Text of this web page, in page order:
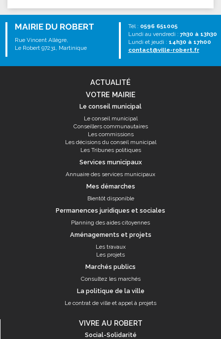
MAIRIE DU ROBERT
Rue Vincent Allègre,
Le Robert 97231, Martinique
Tél : 0596 651005
Lundi au vendredi : 7h30 à 13h30
Lundi et jeudi : 14h30 à 17h00
contact@ville-robert.fr
ACTUALITÉ
VOTRE MAIRIE
Le conseil municipal
Le conseil municipal
Conseillers communautaires
Les commissions
Les décisions du conseil municipal
Les Tribunes politiques
Services municipaux
Annuaire des services municipaux
Mes démarches
Bientôt disponible
Permanences juridiques et sociales
Planning des aides citoyennes
Aménagements et projets
Les travaux
Les projets
Marchés publics
Consultez les marchés
La politique de la ville
Le contrat de ville et appel à projets
VIVRE AU ROBERT
Social-Solidarité